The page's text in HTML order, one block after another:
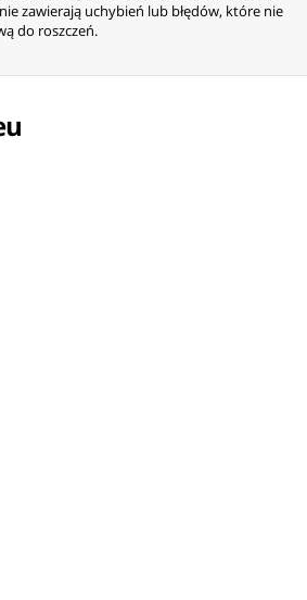
zawierają uchybień lub błędów, które nie
do roszczeń.